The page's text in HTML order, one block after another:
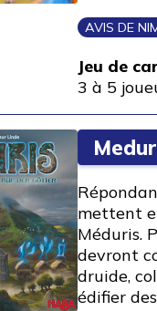
AVIS DE
Jeu de
3 à 5
mettent
Méduris.
devront
druide,
édifier